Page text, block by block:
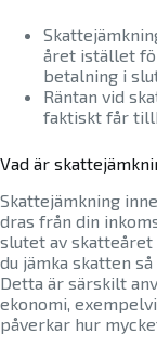
året istället
betalning i
Räntan vid
faktiskt får
Vad är
Skattejämkning
dras från din
slutet av
du jämka skatten
Detta är särskilt
ekonomi,
påverkar hur